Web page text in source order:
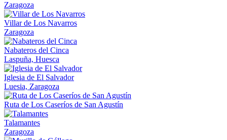
Zaragoza
Villar de Los Navarros
Zaragoza
Nabateros del Cinca
Laspuña, Huesca
Iglesia de El Salvador
Luesia, Zaragoza
Ruta de Los Caseríos de San Agustín
Talamantes
Zaragoza